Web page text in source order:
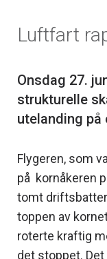
Luftfart
Onsdag 27.
strukturelle
Flygeren, som
på kornåkeren
tomt
toppen av
roterte kraftig
det stoppet.